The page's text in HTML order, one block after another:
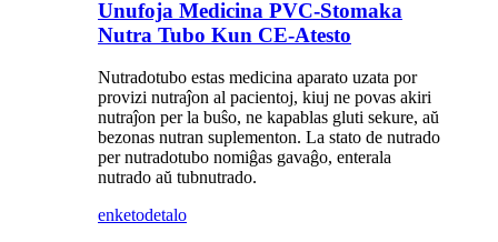
Unufoja Medicina PVC-Stomaka
Nutra Tubo Kun CE-Atesto
Nutradotubo estas medicina aparato uzata por
provizi nutraĵon al pacientoj, kiuj ne povas akiri
nutraĵon per la buŝo, ne kapablas gluti sekure, aŭ
bezonas nutran suplementon. La stato de nutrado
per nutradotubo nomiĝas gavaĝo, enterala
nutrado aŭ tubnutrado.
enketodetalo